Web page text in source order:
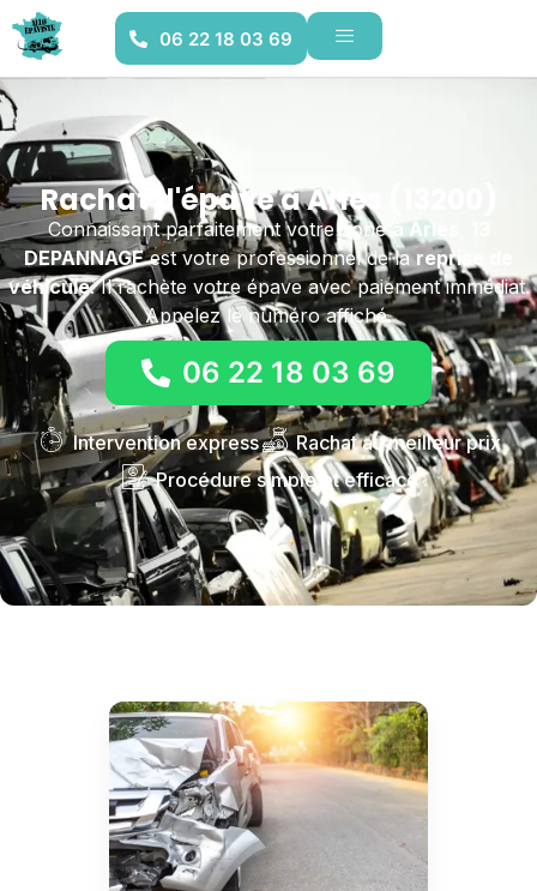
06 22 18 03 69
Rachat d'épave à Arles (13200)
Connaissant parfaitement votre zone à Arles
DEPANNAGEest votre professionnel de lareprise de
véhicule. Il rachète votre épave avec paiement immédiat.
Appelez le numéro affiché.
06 22 18 03 69
Intervention express
Rachat au meilleur prix
Procédure simple et efficace